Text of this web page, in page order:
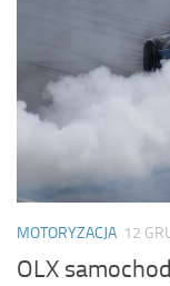
MOTORYZACJA 12
OLX